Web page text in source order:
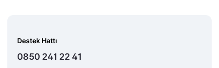
Destek Hattı
0850 241 22 41